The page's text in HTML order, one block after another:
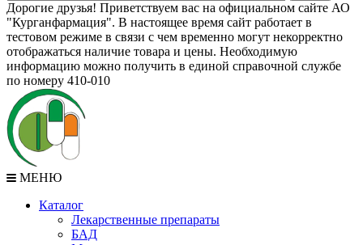
Дорогие друзья! Приветствуем вас на официальном сайте АО
"Курганфармация". В настоящее время сайт работает в
тестовом режиме в связи с чем временно могут некорректно
отображаться наличие товара и цены. Необходимую
информацию можно получить в единой справочной службе
по номеру 410-010
МЕНЮ
Каталог
Лекарственные препараты
БАД